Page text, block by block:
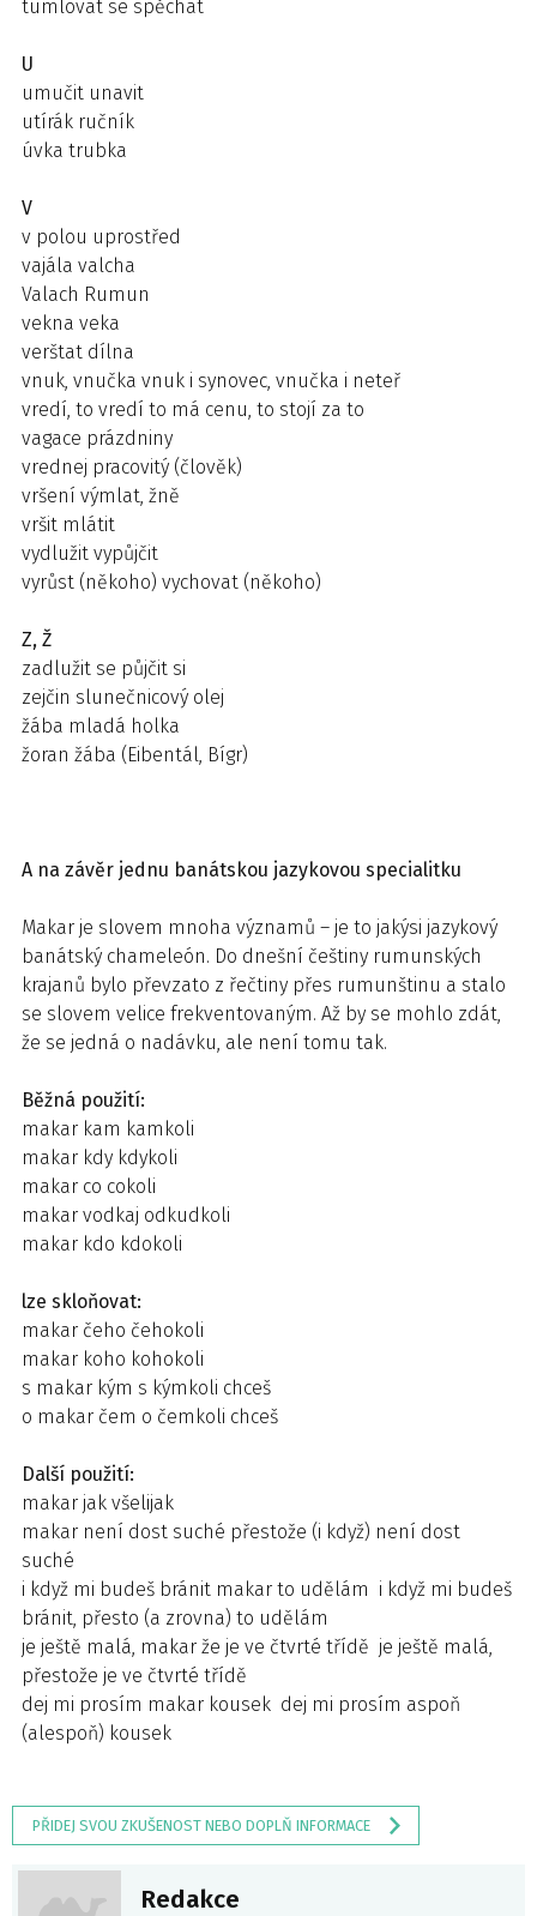
tumlovat se spěchat
U
umučit unavit
utírák ručník
úvka trubka
V
v polou uprostřed
vajála valcha
Valach Rumun
vekna veka
verštat dílna
vnuk, vnučka vnuk i synovec, vnučka i neteř
vredí, to vredí to má cenu, to stojí za to
vagace prázdniny
vrednej pracovitý (člověk)
vršení výmlat, žně
vršit mlátit
vydlužit vypůjčit
vyrůst (někoho) vychovat (někoho)
Z, Ž
zadlužit se půjčit si
zejčin slunečnicový olej
žába mladá holka
žoran žába (Eibentál, Bígr)
A na závěr jednu banátskou jazykovou specialitku
Makar je slovem mnoha významů – je to jakýsi jazykový
banátský chameleón. Do dnešní češtiny rumunských
krajanů bylo převzato z řečtiny přes rumunštinu a stalo
se slovem velice frekventovaným. Až by se mohlo zdát,
že se jedná o nadávku, ale není tomu tak.
Běžná použití:
makar kam kamkoli
makar kdy kdykoli
makar co cokoli
makar vodkaj odkudkoli
makar kdo kdokoli
lze skloňovat:
makar čeho čehokoli
makar koho kohokoli
s makar kým s kýmkoli chceš
o makar čem o čemkoli chceš
Další použití:
makar jak všelijak
makar není dost suché přestože (i když) není dost
suché
i když mi budeš bránit makar to udělám i když mi budeš
bránit, přesto (a zrovna) to udělám
je ještě malá, makar že je ve čtvrté třídě je ještě malá,
přestože je ve čtvrté třídě
dej mi prosím makar kousek dej mi prosím aspoň
(alespoň) kousek
PŘIDEJ SVOU ZKUŠENOST NEBO DOPLŇ INFORMACE
Redakce